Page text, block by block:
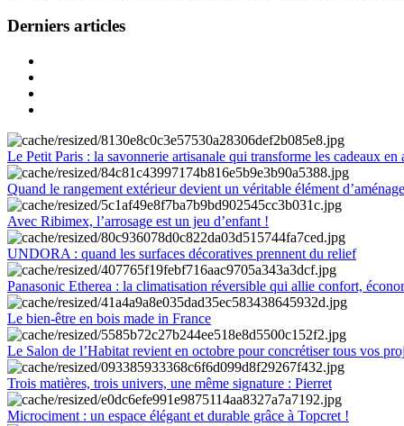
Derniers articles
Le Petit Paris : la savonnerie artisanale qui transforme les cadeaux en
Quand le rangement extérieur devient un véritable élément
Avec Ribimex, l’arrosage est un jeu d’enfant !
UNDORA : quand les surfaces décoratives prennent du relief
Panasonic Etherea : la climatisation réversible qui allie confort,
Le bien-être en bois made in France
Le Salon de l’Habitat revient en octobre pour concrétiser tous vos
Trois matières, trois univers, une même signature : Pierret
Microciment : un espace élégant et durable grâce à Topcret !